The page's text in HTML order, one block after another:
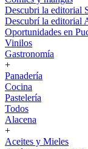
Descubri la editorial
Descubrí la editorial
Oportunidades en
Vinilos
Gastronomía
+
Panadería
Cocina
Pastelería
Todos
Alacena
+
Aceites y Mieles